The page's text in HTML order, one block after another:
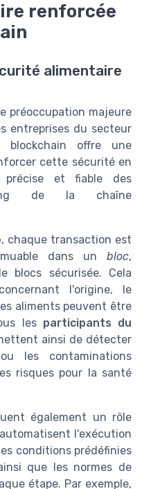
renforcée
alimentaire
préoccupation majeure
entreprises du secteur
blockchain offre une
cette sécurité en
précise et fiable des
de la chaîne
, chaque transaction est
dans un bloc,
blocs sécurisée. Cela
l'origine, le
aliments peuvent être
les participants du
ainsi de détecter
les contaminations
risques pour la santé
également un rôle
l'exécution
conditions prédéfinies
que les normes de
étape. Par exemple,